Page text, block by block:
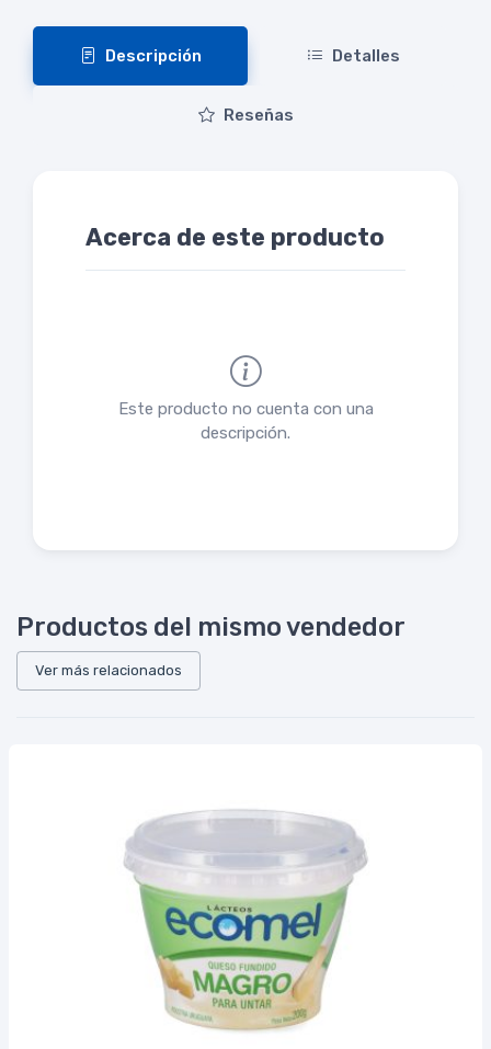
Descripción Detalles
Reseñas
Acerca de este producto
Este producto no cuenta con una
descripción.
Productos del mismo vendedor
Ver más relacionados